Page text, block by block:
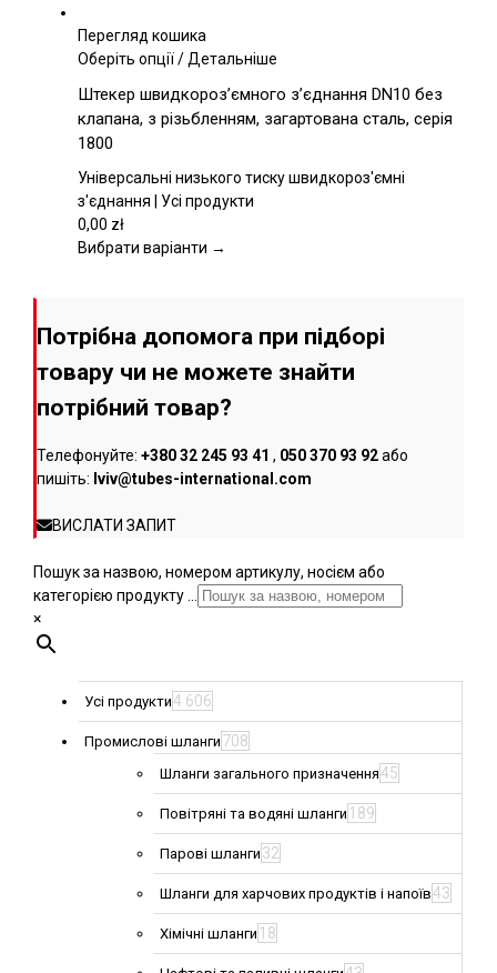
сторінці
товару
Перегляд кошика
Оберіть опціїЦей
має
кілька
Параметри
можна
на
/Детальніше
Штекер швидкороз’ємного з’єднання DN10 без
клапана, з різьбленням, загартована сталь, серія
1800
Універсальні низького тиску швидкороз'ємні
з'єднання | Усі продукти
0,00 zł
Вибрати варіанти →
Потрібна допомога при підборі
товару чи не можете знайти
потрібний товар?
Телефонуйте: +380 32 245 93 41 , 050 370 93 92або
пишіть: lviv@tubes-international.com
ВИСЛАТИ ЗАПИТ
Пошук за назвою, номером артикулу, носієм або
категорією продукту ...
×
Усі продукти4 606
Промислові шланги 708
Шланги загального призначення45
Повітряні та водяні шланги 189
Парові шланги 32
Шланги для харчових продуктів і напоїв43
Хімічні шланги 18